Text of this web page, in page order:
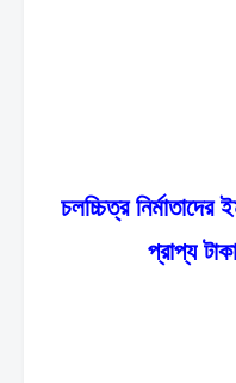
চলচ্চিত্র নির্মাতাদের
প্রাপ্য